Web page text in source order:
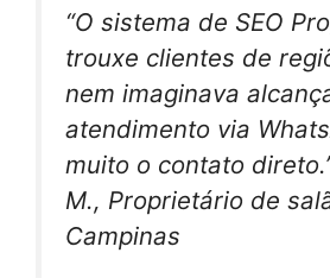
“O sistema de SEO
trouxe clientes de
nem imaginava
atendimento via
muito o contato
M., Proprietário de
Campinas